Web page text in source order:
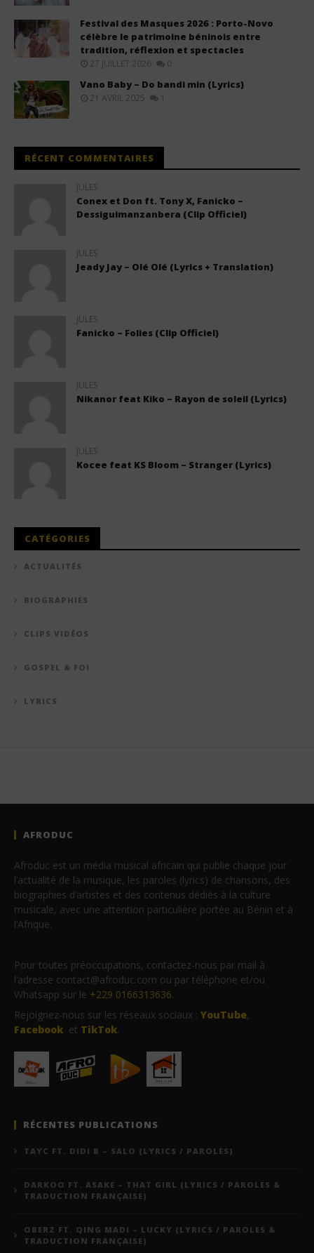
Festival des Masques 2026 : Porto-Novo
célèbre le patrimoine béninois entre
tradition, réflexion et spectacles
27 JUILLET 2026 0
Vano Baby – Do bandi min (Lyrics)
21 AVRIL 2025 1
RÉCENT COMMENTAIRES
JULES
Conex et Don ft. Tony X, Fanicko –
Dessiguimanzanbera (Clip Officiel)
JULES
Jeady Jay – Olé Olé (Lyrics + Translation)
JULES
Fanicko – Folies (Clip Officiel)
JULES
Nikanor feat Kiko – Rayon de soleil (Lyrics)
JULES
Kocee feat KS Bloom – Stranger (Lyrics)
CATÉGORIES
ACTUALITÉS
BIOGRAPHIES
CLIPS VIDÉOS
GOSPEL & FOI
LYRICS
AFRODUC
Afroduc est un média musical africain qui publie chaque jour
l’actualité de la musique, les paroles (lyrics) de chansons, des
biographies d’artistes et des contenus dédiés à la culture
musicale, avec une attention particulière portée au Bénin et à
l’Afrique.
Pour toutes préoccupations, contactez-nous par mail à
l’adresse contact@afroduc.com ou par téléphone et/ou
Whatsapp sur le +229 0166313636.
Rejoignez-nous sur les réseaux sociaux : YouTube,
Facebook et TikTok.
RÉCENTES PUBLICATIONS
TAYC FT. DIDI B – SALO (LYRICS / PAROLES)
DARKOO FT. ASAKE – THAT GIRL (LYRICS / PAROLES &
TRADUCTION FRANÇAISE)
OBERZ FT. QING MADI – LUCKY (LYRICS / PAROLES &
TRADUCTION FRANÇAISE)